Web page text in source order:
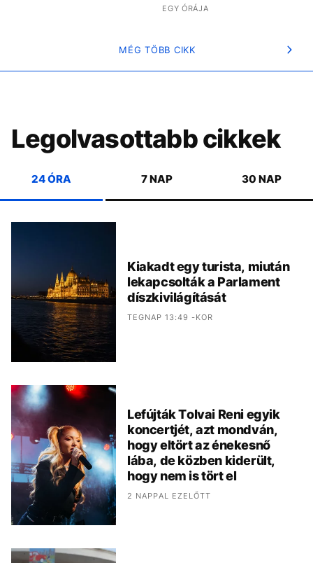
EGY ÓRÁJA
MÉG TÖBB CIKK
Legolvasottabb cikkek
24 ÓRA 7 NAP 30 NAP
Kiakadt egy turista, miután
lekapcsolták a Parlament
díszkivilágítását
TEGNAP 13:49 -KOR
Lefújták Tolvai Reni egyik
koncertjét, azt mondván,
hogy eltört az énekesnő
lába, de közben kiderült,
hogy nem is tört el
2 NAPPAL EZELŐTT